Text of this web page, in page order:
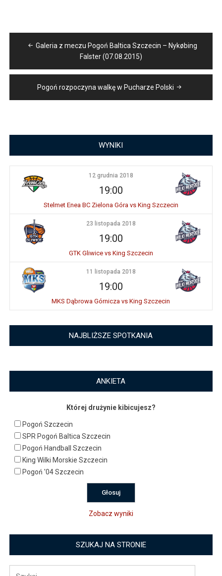
Nawigacja
Galeria z meczu Pogoń Baltica Szczecin – Nykøbing
Falster (07.08.2015)
Pogoń rozpoczyna walkę w Pucharze Polski
WYNIKI
12 grudnia 2018
19:00
Stelmet Enea BC Zielona Góra vs King Szczecin
23 listopada 2018
19:00
GTK Gliwice vs King Szczecin
11 listopada 2018
19:00
MKS Dąbrowa Górnicza vs King Szczecin
NAJBLIŻSZE SPOTKANIA
ANKIETA
Której drużynie kibicujesz?
Pogoń Szczecin
SPR Pogoń Baltica Szczecin
Pogoń Handball Szczecin
King Wilki Morskie Szczecin
Pogoń '04 Szczecin
Zobacz wyniki
SZUKAJ NA STRONIE